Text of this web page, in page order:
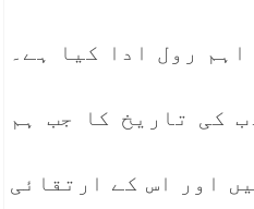
اہم رول ادا کیا ہے۔
کی تاریخ کا جب ہم
اور اس کے ارتقائی